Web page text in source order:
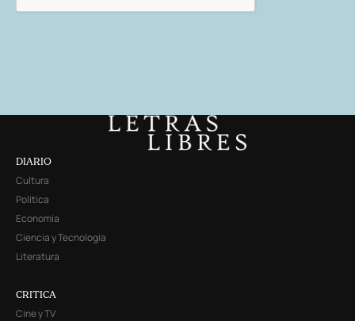
DIARIO
Cultura
Política
Economía
Ciencia y Tecnología
Literatura
CRITICA
Cine y TV